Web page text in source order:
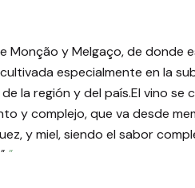
Monção y Melgaço, de donde
especialmente en la
la región y del país.El vino
y complejo, que va desde
y miel, siendo el sabor
"